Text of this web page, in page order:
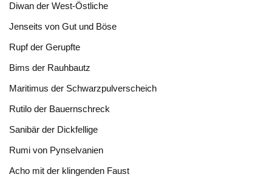
Diwan der West-Östliche
Jenseits von Gut und Böse
Rupf der Gerupfte
Bims der Rauhbautz
Maritimus der Schwarzpulverscheich
Rutilo der Bauernschreck
Sanibär der Dickfellige
Rumi von Pynselvanien
Acho mit der klingenden Faust